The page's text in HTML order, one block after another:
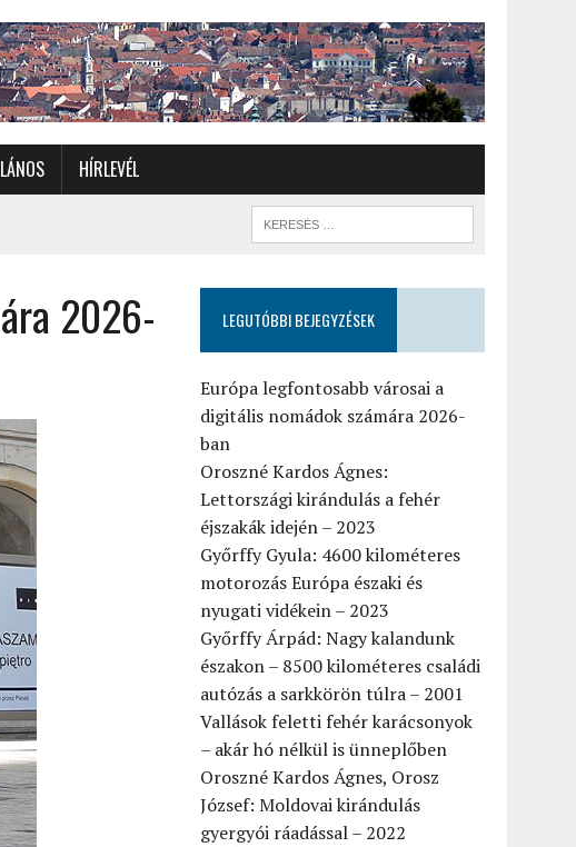
HÍRLEVÉL
2026-
LEGUTÓBBI BEJEGYZÉSEK
Európa legfontosabb városai a
digitális nomádok számára 2026-
ban
Oroszné Kardos Ágnes:
Lettországi kirándulás a fehér
éjszakák idején – 2023
Győrffy Gyula: 4600 kilométeres
motorozás Európa északi és
nyugati vidékein – 2023
Győrffy Árpád: Nagy kalandunk
északon – 8500 kilométeres családi
autózás a sarkkörön túlra – 2001
Vallások feletti fehér karácsonyok
– akár hó nélkül is ünneplőben
Oroszné Kardos Ágnes, Orosz
József: Moldovai kirándulás
gyergyói ráadással – 2022